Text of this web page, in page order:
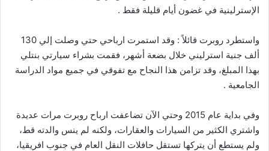
الإسترلينية في غضون أيام قليلة فقط .
واستطرد روبرت قائلاً : وقد استمرت ارباحي حتي وصلت إلي 130
ألف جنية استرليني خلال بضعة أشهر، فقمت بشراء سيارتي بنتلي
بهذا المبلغ، وقد تزامن هذا النجاح مع تفوقي في جميع مواد الدراسة
الجامعية .
وفي بداية عام 2015 وحتي الآن تضاعفت ارباح روبرت مرات عديدة
واشتري الكثير من السيارات والعقارات، ولكنه لم ينس والدته قط،
ولم يستطع أن يتركها تستقل حافلات النقل العام في جنوب افريقيا،